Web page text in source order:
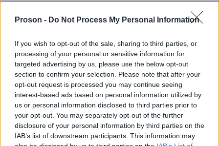
Proson - Do Not Process My Personal Information
If you wish to opt-out of the sale, sharing to third parties, or
processing of your personal or sensitive information for
targeted advertising by us, please use the below opt-out
section to confirm your selection. Please note that after your
opt-out request is processed you may continue seeing
interest-based ads based on personal information utilized by
us or personal information disclosed to third parties prior to
your opt-out. You may separately opt-out of the further
disclosure of your personal information by third parties on the
IAB’s list of downstream participants. This information may
άδεια.
Η ειδική άδεια, που δίδεται για την άσκηση του
εκλογικού δικαιώματος, δίνεται με αποδοχές, ενώ
είναιανάλογη με τη χιλιομετρική απόσταση.
αριθμός των ημερών αδείας απουσίας,που
χορηγείται, καλύπτει τον απολύτως αναγκαίο
χρόνο για τη μετάβασή τους στον τόπο άσκησης